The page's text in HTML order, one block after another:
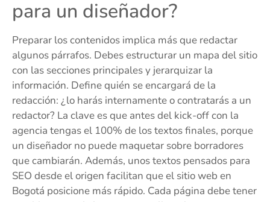
para un diseñador?
Preparar los contenidos implica más que redactar
algunos párrafos. Debes estructurar un mapa del sitio
con las secciones principales y jerarquizar la
información. Define quién se encargará de la
redacción: ¿lo harás internamente o contratarás a un
redactor? La clave es que antes del kick-off con la
agencia tengas el 100% de los textos finales, porque
un diseñador no puede maquetar sobre borradores
que cambiarán. Además, unos textos pensados para
SEO desde el origen facilitan que el sitio web en
Bogotá posicione más rápido. Cada página debe tener